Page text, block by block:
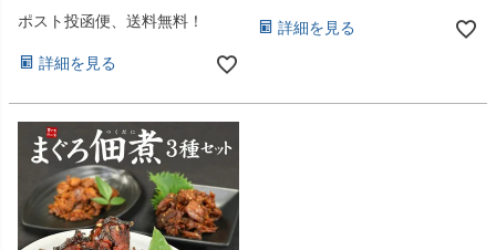
ポスト投函便、送料無料！
詳細を見る
詳細を見る